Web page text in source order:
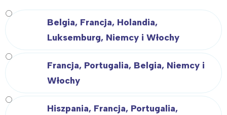
Belgia, Francja, Holandia,
Luksemburg, Niemcy i Włochy
Francja, Portugalia, Belgia, Niemcy i
Włochy
Hiszpania, Francja, Portugalia,